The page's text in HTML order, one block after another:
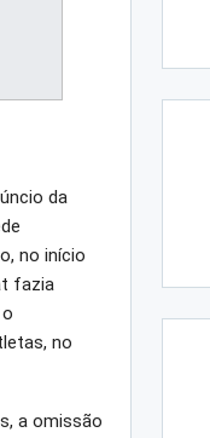
da
no início
fazia
no
a omissão